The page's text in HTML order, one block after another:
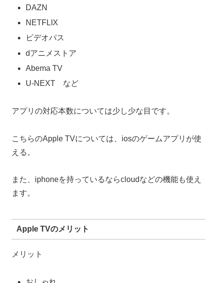
DAZN
NETFLIX
ビデオパス
dアニメストア
Abema TV
U-NEXT など
アプリの対応本数については少し少な目です。
こちらのApple TVについては、iosのゲームアプリが使
える。
また、iphoneを持っているならcloudなどの機能も使え
ます。
Apple TVのメリット
メリット